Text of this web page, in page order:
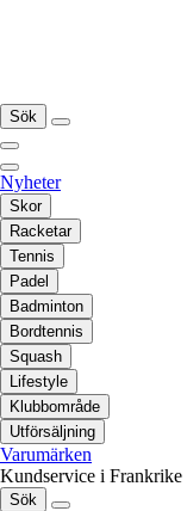
Sök
Nyheter
Skor
Racketar
Tennis
Padel
Badminton
Bordtennis
Squash
Lifestyle
Klubbområde
Utförsäljning
Varumärken
Kundservice i Frankrike
Sök